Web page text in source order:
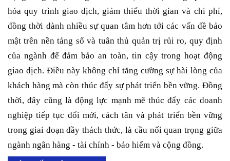
hóa quy trình giao dịch, giảm thiểu thời gian và chi phí,
đồng thời dành nhiều sự quan tâm hơn tới các vấn đề bảo
mật trên nền tảng số và tuân thủ quản trị rủi ro, quy định
của ngành để đảm bảo an toàn, tin cậy trong hoạt động
giao dịch. Điều này không chỉ tăng cường sự hài lòng của
khách hàng mà còn thúc đẩy sự phát triển bền vững. Đồng
thời, đây cũng là động lực mạnh mẽ thúc đẩy các doanh
nghiệp tiếp tục đổi mới, cách tân và phát triển bền vững
trong giai đoạn đầy thách thức, là cầu nối quan trọng giữa
ngành ngân hàng - tài chính - bảo hiểm và cộng đồng.